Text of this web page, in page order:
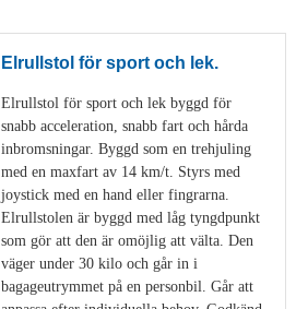
Elrullstol för sport och lek.
Elrullstol för sport och lek byggd för
snabb acceleration, snabb fart och hårda
inbromsningar. Byggd som en trehjuling
med en maxfart av 14 km/t. Styrs med
joystick med en hand eller fingrarna.
Elrullstolen är byggd med låg tyngdpunkt
som gör att den är omöjlig att välta. Den
väger under 30 kilo och går in i
bagageutrymmet på en personbil. Går att